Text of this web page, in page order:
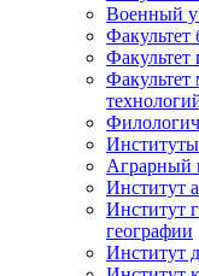
Военный
Факультет
Факультет
Институты
Аграрный
Институт
Институт
географии
Институт